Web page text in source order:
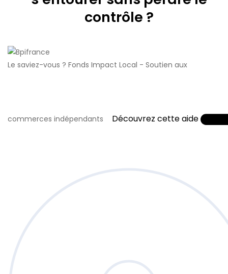
contrôle ?
Le saviez-vous ? Fonds Impact Local - Soutien aux
commerces indépendants Découvrez cette aide